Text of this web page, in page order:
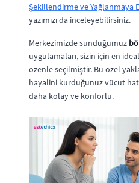
Şekillendirme ve Yağlanmaya
yazımızı da inceleyebilirsiniz.
Merkezimizde sunduğumuz
uygulamaları, sizin için en
özenle seçilmiştir. Bu özel
hayalini kurduğunuz vücut
daha kolay ve konforlu.